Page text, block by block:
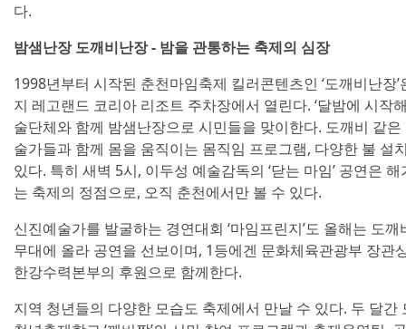
다.
밤샘난장 도깨비난장 - 밤을 관통하는 축제의 심장
1998년부터 시작된 춘천마임축제 킬러콘텐츠인 ‘도깨비난
지 레고랜드 코리아 리조트 주차장에서 열린다. ‘달밤에 시작
술단체와 함께 밤샘난장으로 시민들을 맞이한다. 도깨비 같
술가들과 함께 몸을 움직이는 몸직임 프로그램, 다양한 불
있다. 특히 새벽 5시, 이두성 예술감독의 ‘닫는 마임’ 공연은
는 축제의 정점으로, 오직 춘천에서만 볼 수 있다.
신진예술가를 발굴하는 경연대회 ‘마임프린지’도 올해는 도
무대에 올라 공연을 선보이며, 1등에겐 문화체육관광부 장
한강수력본부의 후원으로 함께한다.
지역 청년들의 다양한 모습도 축제에서 만날 수 있다. 두 달